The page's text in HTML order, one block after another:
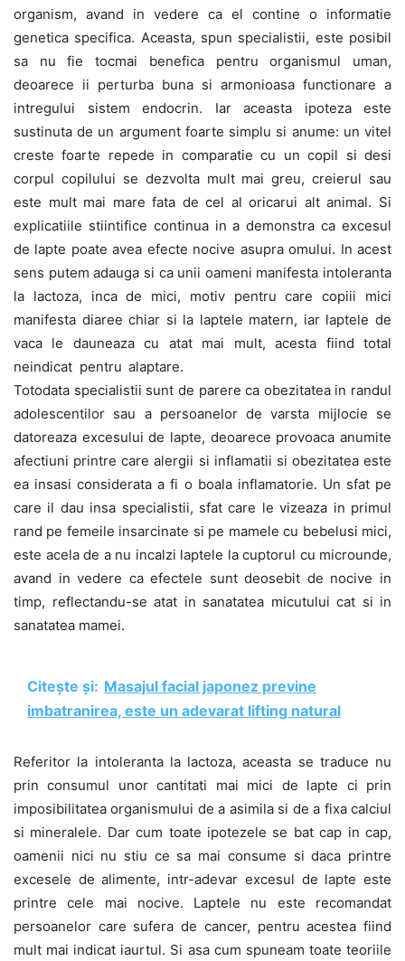
organism, avand in vedere ca el contine o informatie
genetica specifica. Aceasta, spun specialistii, este posibil
sa nu fie tocmai benefica pentru organismul uman,
deoarece ii perturba buna si armonioasa functionare a
intregului sistem endocrin. Iar aceasta ipoteza este
sustinuta de un argument foarte simplu si anume: un vitel
creste foarte repede in comparatie cu un copil si desi
corpul copilului se dezvolta mult mai greu, creierul sau
este mult mai mare fata de cel al oricarui alt animal. Si
explicatiile stiintifice continua in a demonstra ca excesul
de lapte poate avea efecte nocive asupra omului. In acest
sens putem adauga si ca unii oameni manifesta intoleranta
la lactoza, inca de mici, motiv pentru care copiii mici
manifesta diaree chiar si la laptele matern, iar laptele de
vaca le dauneaza cu atat mai mult, acesta fiind total
neindicat pentru alaptare.
Totodata specialistii sunt de parere ca obezitatea in randul
adolescentilor sau a persoanelor de varsta mijlocie se
datoreaza excesului de lapte, deoarece provoaca anumite
afectiuni printre care alergii si inflamatii si obezitatea este
ea insasi considerata a fi o boala inflamatorie. Un sfat pe
care il dau insa specialistii, sfat care le vizeaza in primul
rand pe femeile insarcinate si pe mamele cu bebelusi mici,
este acela de a nu incalzi laptele la cuptorul cu microunde,
avand in vedere ca efectele sunt deosebit de nocive in
timp, reflectandu-se atat in sanatatea micutului cat si in
sanatatea mamei.
Citește și: Masajul facial japonez previne
imbatranirea, este un adevarat lifting natural
Referitor la intoleranta la lactoza, aceasta se traduce nu
prin consumul unor cantitati mai mici de lapte ci prin
imposibilitatea organismului de a asimila si de a fixa calciul
si mineralele. Dar cum toate ipotezele se bat cap in cap,
oamenii nici nu stiu ce sa mai consume si daca printre
excesele de alimente, intr-adevar excesul de lapte este
printre cele mai nocive. Laptele nu este recomandat
persoanelor care sufera de cancer, pentru acestea fiind
mult mai indicat iaurtul. Si asa cum spuneam toate teoriile